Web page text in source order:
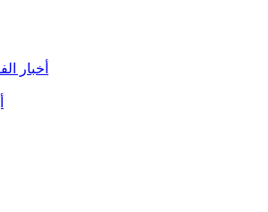
أخبار